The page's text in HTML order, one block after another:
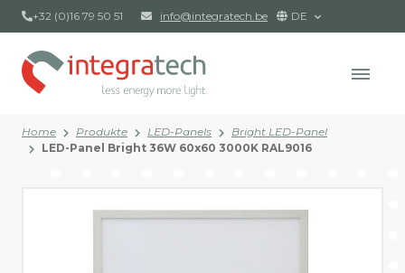
+32 (0)16 79 50 51 info@integratech.be DE
Home Produkte LED-Panels
Bright LED-Panel
LED-Panel Bright 36W 60x60 3000K RAL9016